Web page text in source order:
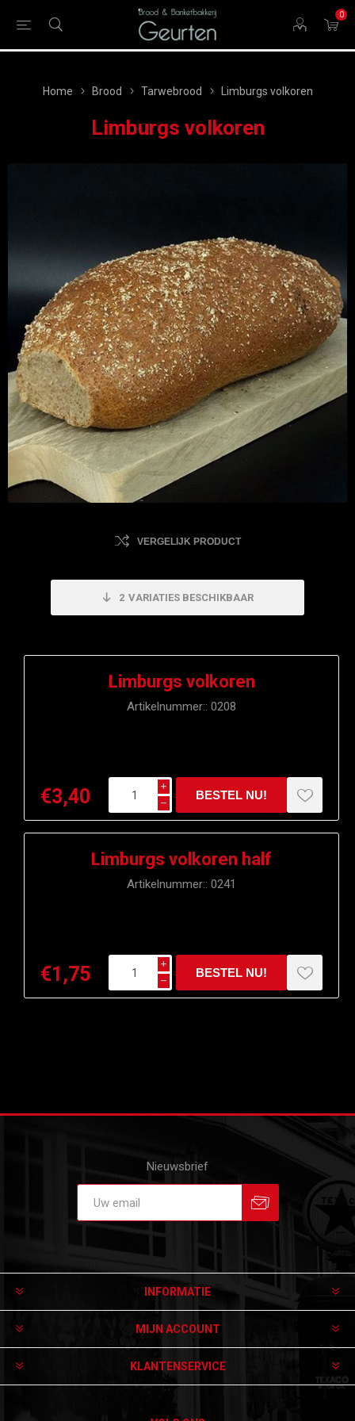
0
Home Brood Tarwebrood Limburgs volkoren
Limburgs volkoren
VERGELIJK PRODUCT
2 VARIATIES BESCHIKBAAR
Limburgs volkoren
Artikelnummer:: 0208
€3,40 i
h
Limburgs volkoren half
Artikelnummer:: 0241
€1,75 i
h
Nieuwsbrief
INFORMATIE
MIJN ACCOUNT
KLANTENSERVICE